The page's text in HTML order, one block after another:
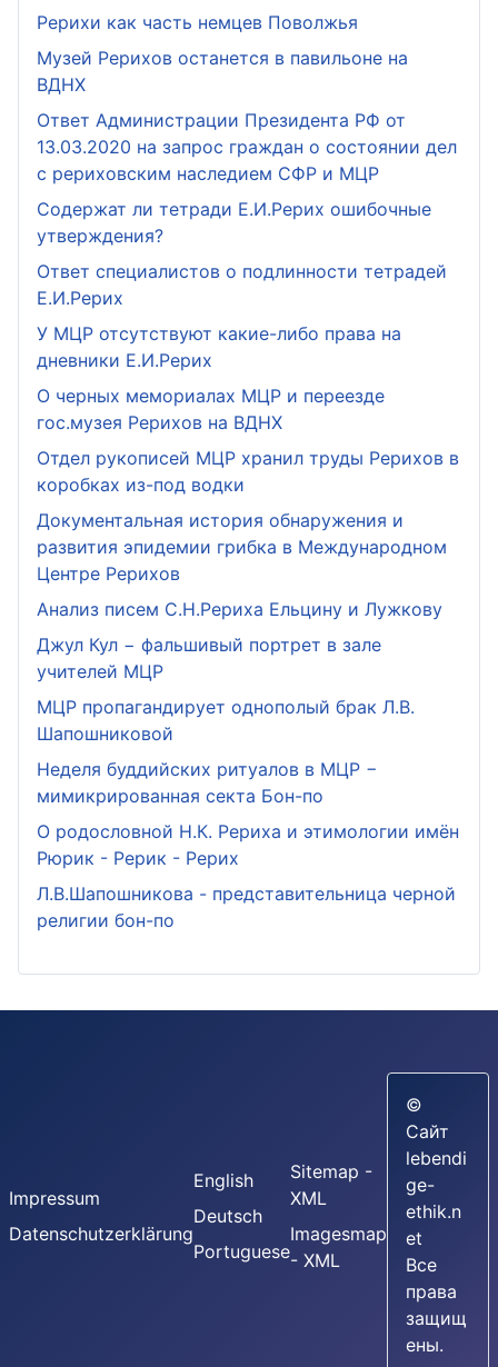
Рерихи как часть немцев Поволжья
Музей Рерихов останется в павильоне на
ВДНХ
Ответ Администрации Президента РФ от
13.03.2020 на запрос граждан о состоянии дел
с рериховским наследием СФР и МЦР
Содержат ли тетради Е.И.Рерих ошибочные
утверждения?
Ответ специалистов о подлинности тетрадей
Е.И.Рерих
У МЦР отсутствуют какие-либо права на
дневники Е.И.Рерих
О черных мемориалах МЦР и переезде
гос.музея Рерихов на ВДНХ
Отдел рукописей МЦР хранил труды Рерихов в
коробках из-под водки
Документальная история обнаружения и
развития эпидемии грибка в Международном
Центре Рерихов
Анализ писем С.Н.Рериха Ельцину и Лужкову
Джул Кул − фальшивый портрет в зале
учителей МЦР
МЦР пропагандирует однополый брак Л.В.
Шапошниковой
Неделя буддийских ритуалов в МЦР −
мимикрированная секта Бон-по
О родословной Н.К. Рериха и этимологии имён
Рюрик - Рерик - Рерих
Л.В.Шапошникова - представительница черной
религии бон-по
Impressum
Datenschutzerklärung
English
Deutsch
Portuguese
Sitemap -
XML
Imagesmap
- XML
©
Сайт
lebendi
ge-
ethik.n
et
Все
права
защищ
ены.